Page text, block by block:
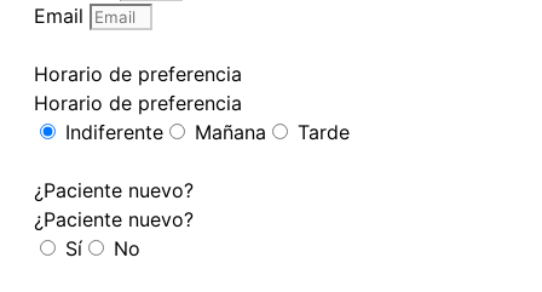
Email
Horario de preferencia
Horario de preferencia
Indiferente
Mañana Tarde
¿Paciente nuevo?
¿Paciente nuevo?
Sí
No